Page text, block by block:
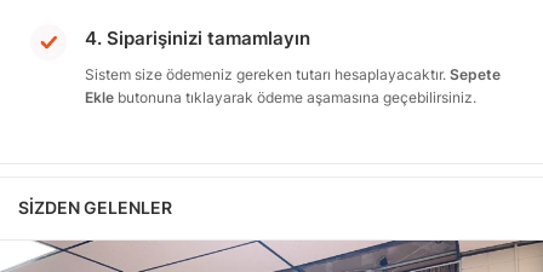
4. Siparişinizi tamamlayın
Sistem size ödemeniz gereken tutarı hesaplayacaktır. Sepete
Ekle butonuna tıklayarak ödeme aşamasına geçebilirsiniz.
SIZDEN GELENLER